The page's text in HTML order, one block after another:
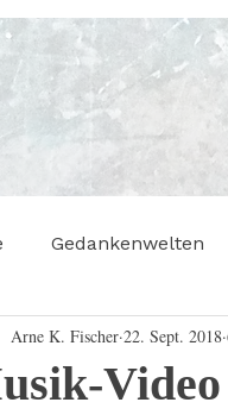
Gedankenwelten
Arne K. Fischer 22. Sept. 2018